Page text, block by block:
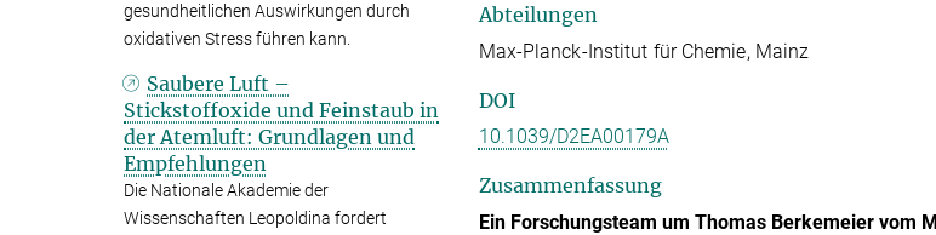
Abteilungen
Max-Planck-Institut für Chemie, Mainz
DOI
10.1039/D2EA00179A
Zusammenfassung
Ein Forschungsteam um Thomas Berkemeier vom
gesundheitlichen Auswirkungen durch
oxidativen Stress führen kann.
Saubere Luft –
Stickstoffoxide und Feinstaub in
der Atemluft: Grundlagen und
Empfehlungen
Die Nationale Akademie der
Wissenschaften Leopoldina fordert